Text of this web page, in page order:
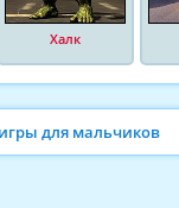
Халк
для мальчиков